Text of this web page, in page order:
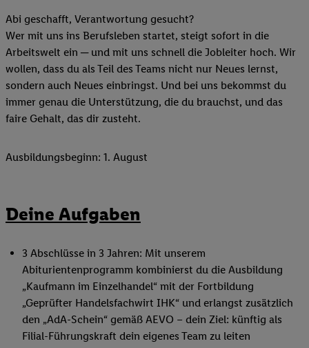
Abi geschafft, Verantwortung gesucht?
Wer mit uns ins Berufsleben startet, steigt sofort in die
Arbeitswelt ein ─ und mit uns schnell die Jobleiter hoch. Wir
wollen, dass du als Teil des Teams nicht nur Neues lernst,
sondern auch Neues einbringst. Und bei uns bekommst du
immer genau die Unterstützung, die du brauchst, und das
faire Gehalt, das dir zusteht.
Ausbildungsbeginn: 1. August
Deine Aufgaben
3 Abschlüsse in 3 Jahren: Mit unserem
Abiturientenprogramm kombinierst du die Ausbildung
„Kaufmann im Einzelhandel“ mit der Fortbildung
„Geprüfter Handelsfachwirt IHK“ und erlangst zusätzlich
den „AdA-Schein“ gemäß AEVO – dein Ziel: künftig als
Filial-Führungskraft dein eigenes Team zu leiten